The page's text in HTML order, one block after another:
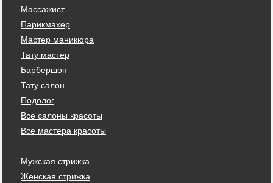
Массажист
Парикмахер
Мастер маникюра
Тату мастер
Барбершоп
Тату салон
Подолог
Все салоны красоты
Все мастера красоты
Мужская стрижка
Женская стрижка